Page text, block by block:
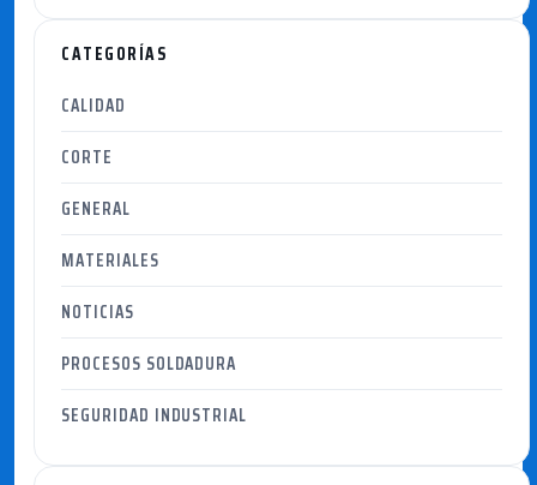
CATEGORÍAS
CALIDAD
CORTE
GENERAL
MATERIALES
NOTICIAS
PROCESOS SOLDADURA
SEGURIDAD INDUSTRIAL